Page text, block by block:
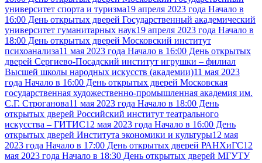
университет спорта и туризма19 апреля 2023 года Начало в
16:00 День открытых дверей Государственный академический
университет гуманитарных наук19 апреля 2023 года Начало в
18:00 День открытых дверей Московский институт
психоанализа11 мая 2023 года Начало в 16:00 День открытых
дверей Сергиево-Посадский институт игрушки – филиал
Высшей школы народных искусств (академии)11 мая 2023
года Начало в 16:00 День открытых дверей Московская
государственная художественно-промышленная академия им.
С.Г. Строганова11 мая 2023 года Начало в 18:00 День
открытых дверей Российский институт театрального
искусства – ГИТИС12 мая 2023 года Начало в 16:00 День
открытых дверей Института экономики и культуры12 мая
2023 года Начало в 17:00 День открытых дверей РАНХиГС12
мая 2023 года Начало в 18:30 День открытых дверей МГУТУ